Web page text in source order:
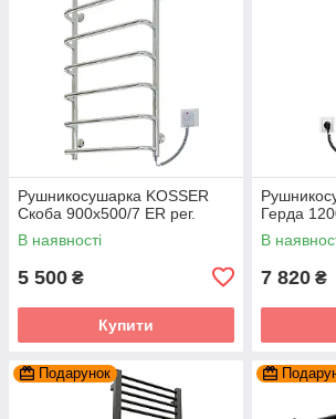
Рушникосушарка KOSSER
Скоба 900х500/7 ЕR рег.
В наявності
5 500 ₴
Купити
Герда
В
7 820 ₴
Подарунок